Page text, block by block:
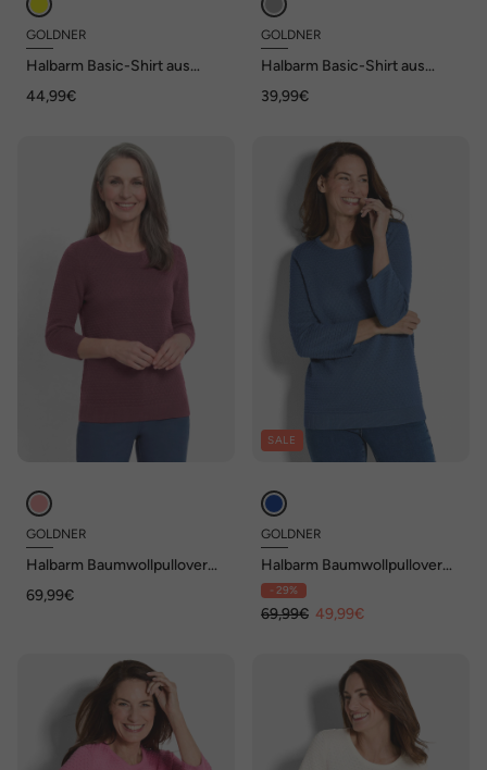
GOLDNER
Halbarm Basic-Shirt aus
44,99€
GOLDNER
Halbarm Basic-Shirt aus
39,99€
GOLDNER
Halbarm Baumwollpullover
69,99€
SALE
GOLDNER
Halbarm Baumwollpullover
mit Struktur
- 29%
69,99€ 49,99€